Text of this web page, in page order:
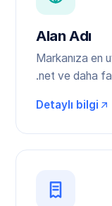
Alan Adı
Markanıza en
.net ve daha
Detaylı bilgi